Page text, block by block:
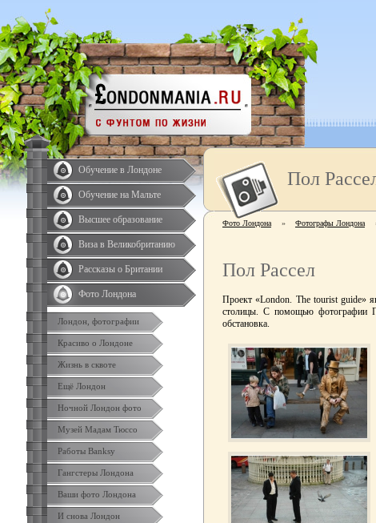
Обучение в Лондоне
Обучение на Мальте
Высшее образование
Виза в Великобританию
Рассказы о Британии
Фото Лондона
Лондон, фотографии
Красиво о Лондоне
Жизнь в сквоте
Ещё Лондон
Ночной Лондон фото
Музей Мадам Тюссо
Работы Banksy
Гангстеры Лондона
Ваши фото Лондона
И снова Лондон
Пол
Фото Лондона » Фотографы Лондона
Пол Рассел
Проект «London. The tourist guide»
столицы. С помощью фотографии
обстановка.